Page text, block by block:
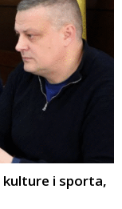
kulture i sporta,